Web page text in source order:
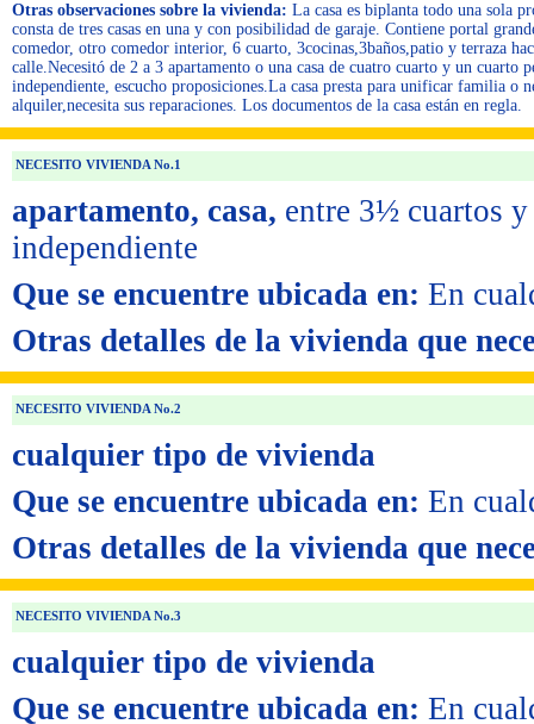
Otras observaciones sobre la vivienda: La casa es biplanta todo una sola
consta de tres casas en una y con posibilidad de garaje. Contiene portal
comedor, otro comedor interior, 6 cuarto, 3cocinas,3baños,patio y terraza
calle.Necesitó de 2 a 3 apartamento o una casa de cuatro cuarto y un cuarto
independiente, escucho proposiciones.La casa presta para unificar familia o
alquiler,necesita sus reparaciones. Los documentos de la casa están en regla.
NECESITO VIVIENDA No.1
apartamento, casa, entre 3½ cuartos
independiente
Que se encuentre ubicada en: En
Otras detalles de la vivienda que
NECESITO VIVIENDA No.2
cualquier tipo de vivienda
Que se encuentre ubicada en: En
Otras detalles de la vivienda que
NECESITO VIVIENDA No.3
cualquier tipo de vivienda
Que se encuentre ubicada en: En